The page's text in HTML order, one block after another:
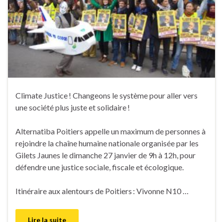
Climate Justice ! Changeons le système pour aller vers
une société plus juste et solidaire !
Alternatiba Poitiers appelle un maximum de personnes à
rejoindre la chaîne humaine nationale organisée par les
Gilets Jaunes le dimanche 27 janvier de 9h à 12h, pour
défendre une justice sociale, fiscale et écologique.
Itinéraire aux alentours de Poitiers : Vivonne N10 …
Lire la suite